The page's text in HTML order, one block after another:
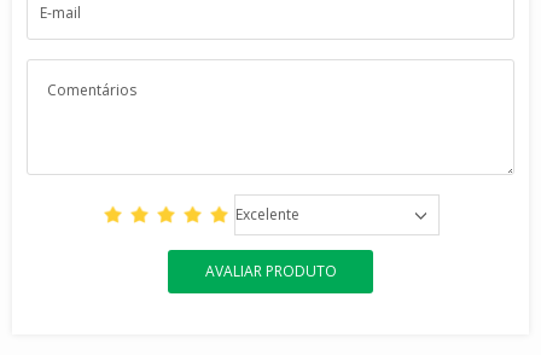
Excelente
AVALIAR PRODUTO